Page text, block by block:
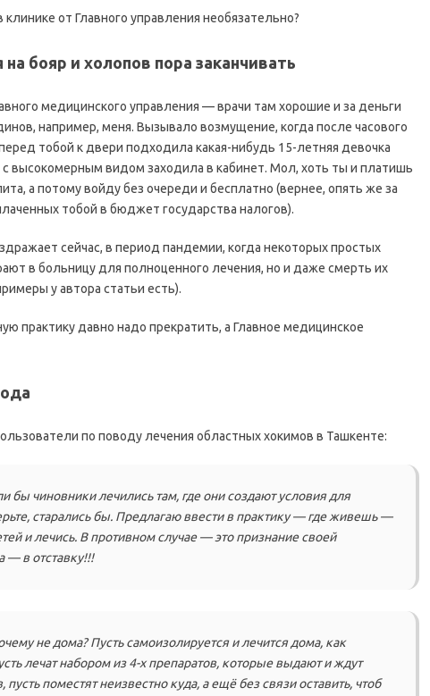
клинике от Главного управления необязательно?
бояр и холопов пора заканчивать
медицинского управления — врачи там хорошие и за деньги
например, меня. Вызывало возмущение, когда после часового
тобой к двери подходила какая-нибудь 15-летняя девочка
с высокомерным видом заходила в кабинет. Мол, хоть ты и платишь
а потому войду без очереди и бесплатно (вернее, опять же за
тобой в бюджет государства налогов).
сейчас, в период пандемии, когда некоторых простых
в больницу для полноценного лечения, но и даже смерть их
у автора статьи есть).
практику давно надо прекратить, а Главное медицинское
по поводу лечения областных хокимов в Ташкенте:
бы чиновники лечились там, где они создают условия для
старались бы. Предлагаю ввести в практику — где живешь —
и лечись. В противном случае — это признание своей
— в отставку!!!
не дома? Пусть самоизолируется и лечится дома, как
лечат набором из 4-х препаратов, которые выдают и ждут
поместят неизвестно куда, а ещё без связи оставить, чтоб